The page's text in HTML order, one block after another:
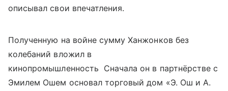
описывал свои впечатления.
Полученную на войне сумму Ханжонков без
колебаний вложил в
кинопромышленность Сначала он в партнёрстве с
Эмилем Ошем основал торговый дом «Э. Ош и А.